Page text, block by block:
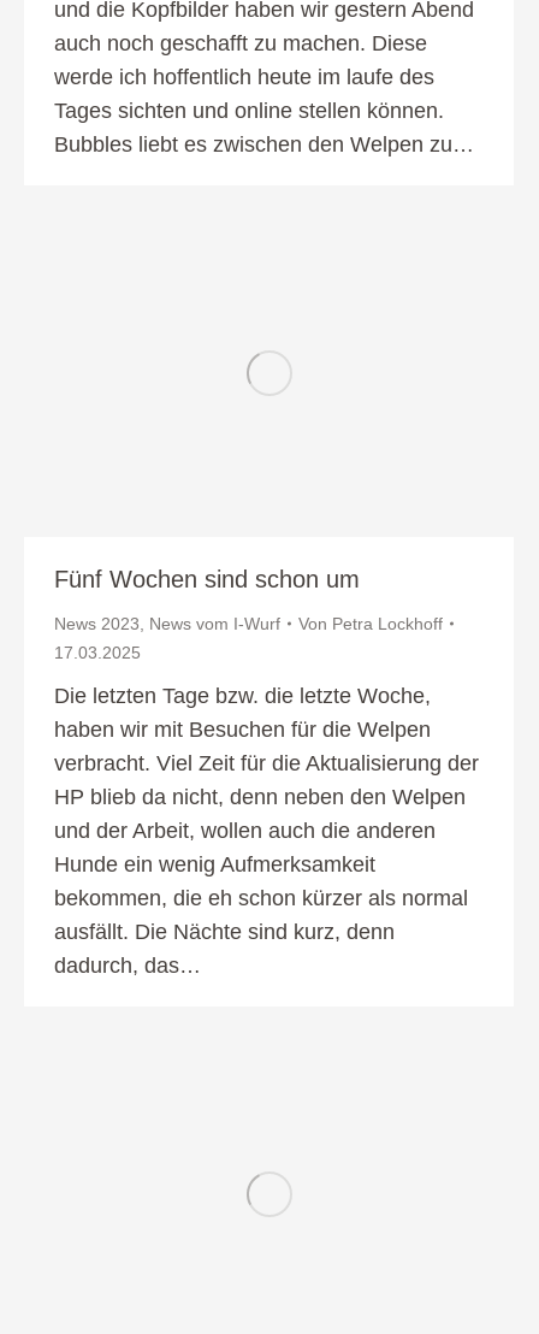
und die Kopfbilder haben wir gestern Abend
auch noch geschafft zu machen. Diese
werde ich hoffentlich heute im laufe des
Tages sichten und online stellen können.
Bubbles liebt es zwischen den Welpen zu…
Fünf Wochen sind schon um
News 2023 News vom I-Wurf Von Petra Lockhoff
17.03.2025
Die letzten Tage bzw. die letzte Woche,
haben wir mit Besuchen für die Welpen
verbracht. Viel Zeit für die Aktualisierung der
HP blieb da nicht, denn neben den Welpen
und der Arbeit, wollen auch die anderen
Hunde ein wenig Aufmerksamkeit
bekommen, die eh schon kürzer als normal
ausfällt. Die Nächte sind kurz, denn
dadurch, das…